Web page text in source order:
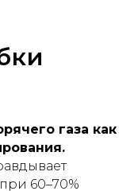
газа как
60–70%